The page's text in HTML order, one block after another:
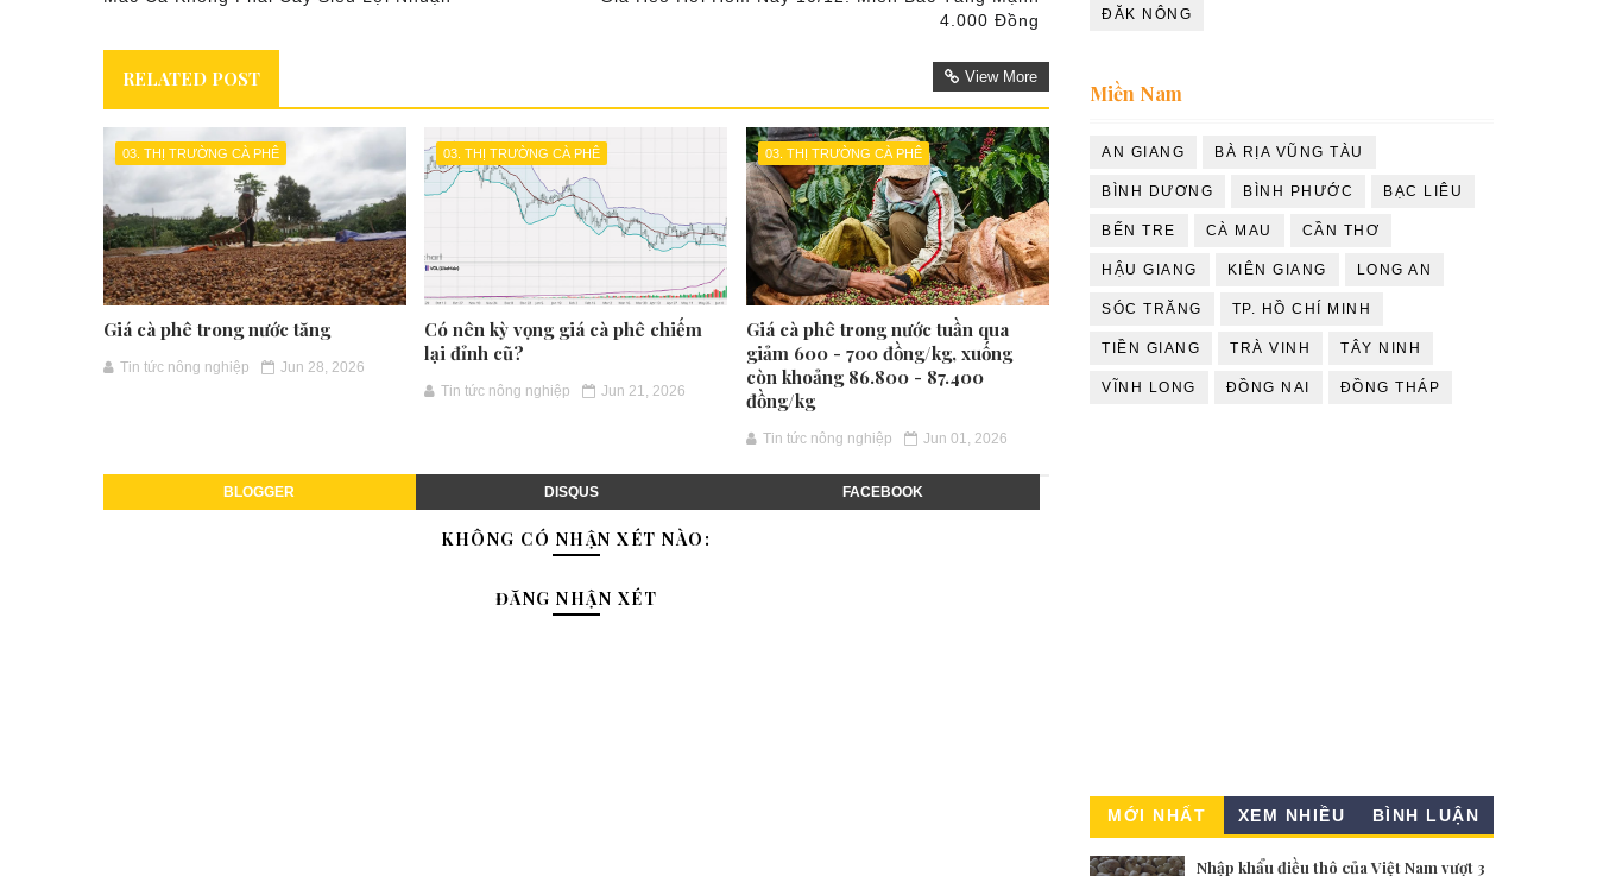
4.000 Đồng
RELATED POST View More
03. THỊ TRƯỜNG CÀ PHÊ
Giá cà phê trong nước tăng
Tin tức nông nghiệp Jun 28, 2026
03. THỊ TRƯỜNG CÀ PHÊ
Có nên kỳ vọng giá cà phê chiếm
lại đỉnh cũ?
Tin tức nông nghiệp Jun 21, 2026
03. THỊ TRƯỜNG CÀ PHÊ
Giá cà phê trong nước tuần qua
giảm 600 - 700 đồng/kg, xuống
còn khoảng 86.800 - 87.400
đồng/kg
Tin tức nông nghiệp Jun 01, 2026
BLOGGER DISQUS FACEBOOK
KHÔNG CÓ NHẬN XÉT NÀO:
ĐĂNG NHẬN XÉT
ĐĂK NÔNG
Miền Nam
AN GIANG BÀ RỊA VŨNG TÀU
BÌNH DƯƠNG BÌNH PHƯỚC BẠC LIÊU
BẾN TRE CÀ MAU CẦN THƠ
HẬU GIANG KIÊN GIANG LONG AN
SÓC TRĂNG TP. HỒ CHÍ MINH
TIỀN GIANG TRÀ VINH TÂY NINH
VĨNH LONG ĐỒNG NAI ĐỒNG THÁP
MỚI NHẤT XEM NHIỀU BÌNH LUẬN
Nhập khẩu điều thô của Việt Nam vượt 3